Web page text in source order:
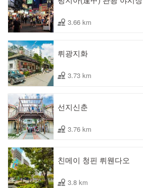
3.66 km
뤼광지화
3.73 km
선지신춘
3.76 km
친메이 청핀 뤼웬다오
3.8 km